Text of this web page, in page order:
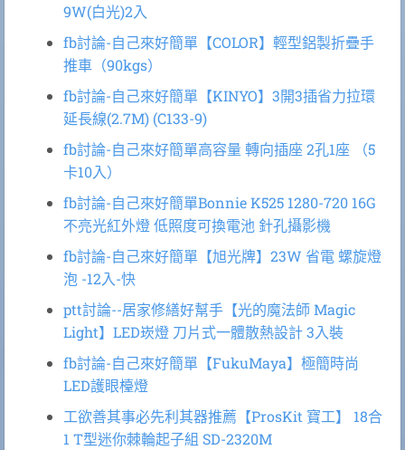
9W(白光)2入
fb討論-自己來好簡單【COLOR】輕型鋁製折疊手
推車（90kgs）
fb討論-自己來好簡單【KINYO】3開3插省力拉環
延長線(2.7M) (C133-9)
fb討論-自己來好簡單高容量 轉向插座 2孔1座 （5
卡10入）
fb討論-自己來好簡單Bonnie K525 1280-720 16G
不亮光紅外燈 低照度可換電池 針孔攝影機
fb討論-自己來好簡單【旭光牌】23W 省電 螺旋燈
泡 -12入-快
ptt討論--居家修繕好幫手【光的魔法師 Magic
Light】LED崁燈 刀片式一體散熱設計 3入裝
fb討論-自己來好簡單【FukuMaya】極簡時尚
LED護眼檯燈
工欲善其事必先利其器推薦【ProsKit 寶工】 18合
1 T型迷你棘輪起子組 SD-2320M